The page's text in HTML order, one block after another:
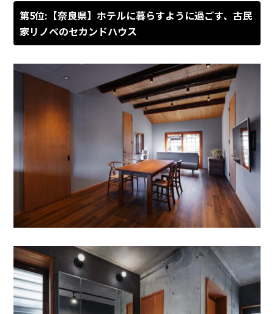
第5位:【奈良県】ホテルに暮らすように過ごす、古民
家リノベのセカンドハウス